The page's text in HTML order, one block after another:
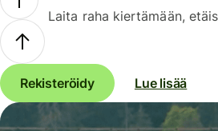
Laita raha kiertämään,
Rekisteröidy Lue lisää